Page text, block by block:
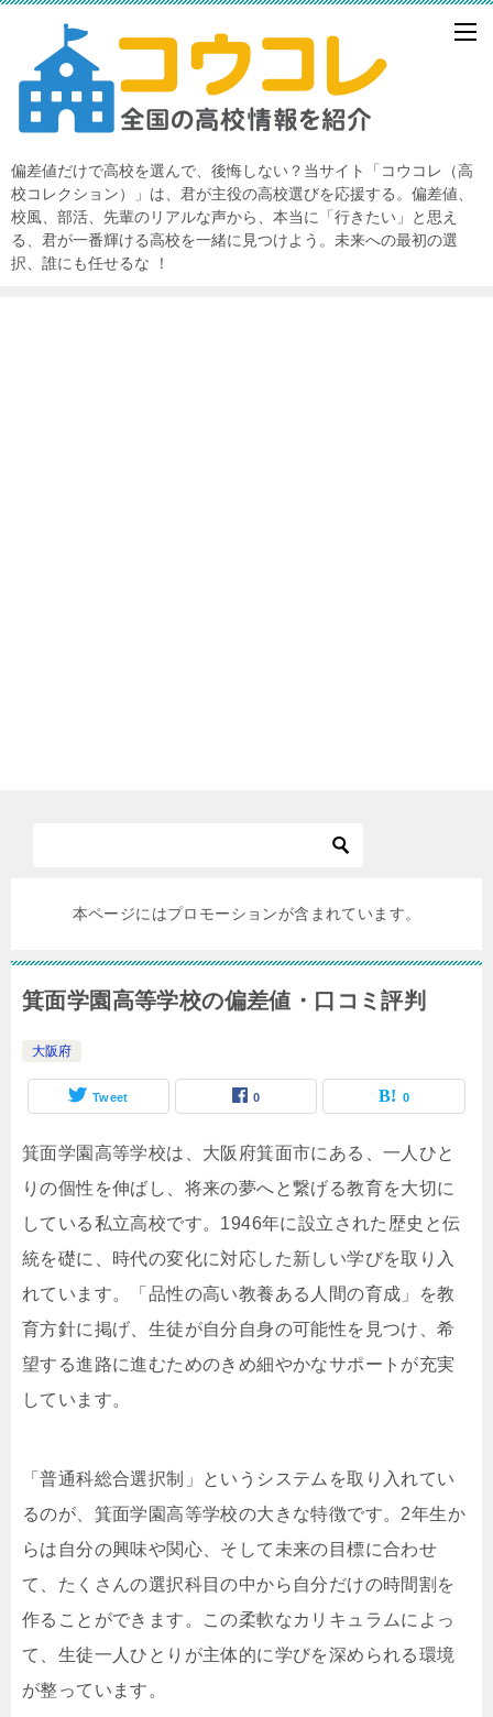
偏差値だけで高校を選んで、後悔しない？当サイト「コウコレ（高
校コレクション）」は、君が主役の高校選びを応援する。偏差値、
校風、部活、先輩のリアルな声から、本当に「行きたい」と思え
る、君が一番輝ける高校を一緒に見つけよう。未来への最初の選
択、誰にも任せるな ！
本ページにはプロモーションが含まれています。
箕面学園高等学校の偏差値・口コミ評判
大阪府
Tweet 0 0
箕面学園高等学校は、大阪府箕面市にある、一人ひと
りの個性を伸ばし、将来の夢へと繋げる教育を大切に
している私立高校です。1946年に設立された歴史と伝
統を礎に、時代の変化に対応した新しい学びを取り入
れています。「品性の高い教養ある人間の育成」を教
育方針に掲げ、生徒が自分自身の可能性を見つけ、希
望する進路に進むためのきめ細やかなサポートが充実
しています。
「普通科総合選択制」というシステムを取り入れてい
るのが、箕面学園高等学校の大きな特徴です。2年生か
らは自分の興味や関心、そして未来の目標に合わせ
て、たくさんの選択科目の中から自分だけの時間割を
作ることができます。この柔軟なカリキュラムによっ
て、生徒一人ひとりが主体的に学びを深められる環境
が整っています。